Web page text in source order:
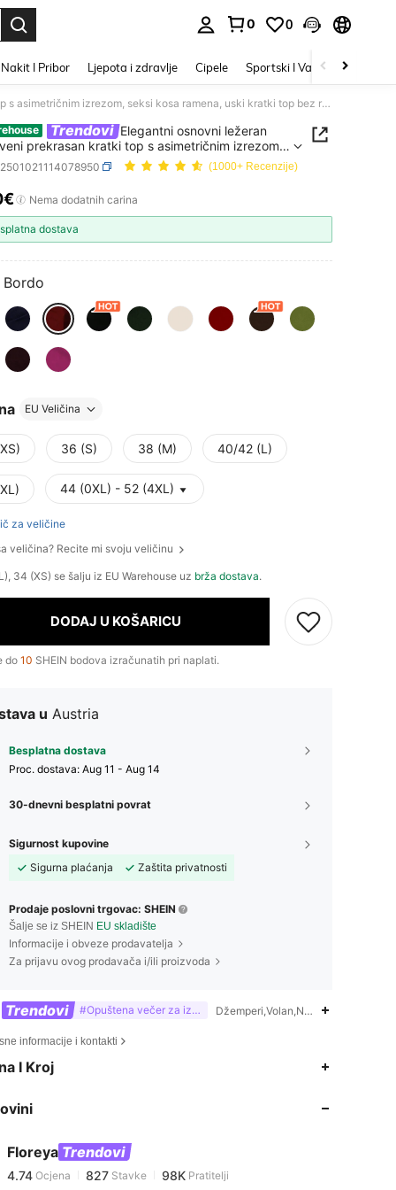
0 0
Nakit I Pribor Ljepota i zdravlje Cipele Sportski I Vanjski
Elegantni osnovni ležeran jedinstveni prekrasan kratki top s asimetričnim izrezom, seksi kosa ramena, uski kratki top bez rukava koji prianja uz tijelo, ljeto
Trendovi Elegantni osnovni ležeran
prekrasan kratki top s asimetričnim izrezom,
ramena, uski kratki top bez rukava koji
uz tijelo, ljeto
(1000+ Recenzije)
AND AVAILABILITY
Nema dodatnih carina
dostava
Bordo
EU Veličina
36 (S) 38 (M) 40/42 (L)
44 (0XL) - 52 (4XL)
za veličine
veličina? Recite mi svoju veličinu
34 (XS) se šalju iz EU Warehouse uz brža dostava.
DODAJ U KOŠARICU
do10 SHEIN bodova izračunatih pri naplati.
u Austria
Besplatna dostava
Proc. dostava: Aug 11 - Aug 14
30-dnevni besplatni povrat
Sigurnost kupovine
Sigurna plaćanja
Zaštita privatnosti
Prodaje poslovni trgovac: SHEIN
Šalje se iz SHEIN EU skladište
Informacije i obveze prodavatelja
Za prijavu ovog prodavača i/ili proizvoda
Trendovi #Opuštena večer za izlazakDžemperi,Volan,Nabrano,Rukav s
informacije i kontakti
I Kroj
Floreya Trendovi
4.74
4.74
Ocjena 827Stavke
a***0 platioPrije 1 dan